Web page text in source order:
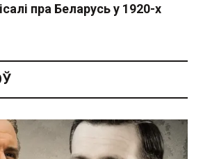
пра Беларусь у 1920-х